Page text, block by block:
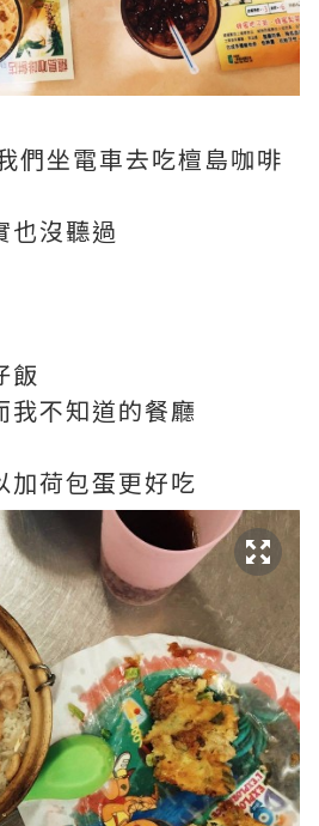
們坐電車去吃檀島咖啡
也沒聽過
飯
我不知道的餐廳
加荷包蛋更好吃